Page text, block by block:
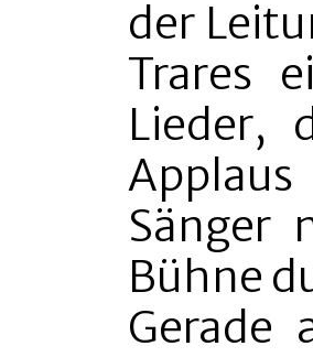
der
Trares
Lieder,
Applaus
Sänger
Bühne
Gerade